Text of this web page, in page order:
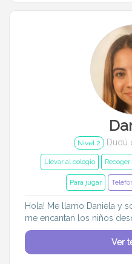
Nivel 2 Dudú
Llevar al colegio
Para jugar
Hola! Me llamo Daniela y
me encantan los niños
Ver